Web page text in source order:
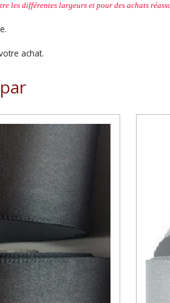
les différentes largeurs et pour des achats
achat.